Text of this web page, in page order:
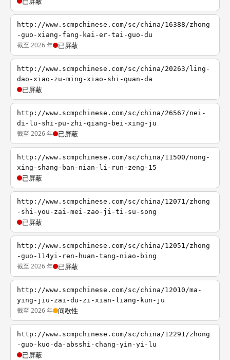
http://www.scmpchinese.com/sc/china/16388/zhong
-guo-xiang-fang-kai-er-tai-guo-du
截至 2026 年 已屏蔽
http://www.scmpchinese.com/sc/china/20263/ling-
dao-xiao-zu-ming-xiao-shi-quan-da
已屏蔽
http://www.scmpchinese.com/sc/china/26567/nei-
di-lu-shi-pu-zhi-qiang-bei-xing-ju
截至 2026 年 已屏蔽
http://www.scmpchinese.com/sc/china/11500/nong-
xing-shang-ban-nian-li-run-zeng-15
已屏蔽
http://www.scmpchinese.com/sc/china/12071/zhong
-shi-you-zai-mei-zao-ji-ti-su-song
已屏蔽
http://www.scmpchinese.com/sc/china/12051/zhong
-guo-114yi-ren-huan-tang-niao-bing
截至 2026 年 已屏蔽
http://www.scmpchinese.com/sc/china/12010/ma-
ying-jiu-zai-du-zi-xian-liang-kun-ju
截至 2026 年 间歇性
http://www.scmpchinese.com/sc/china/12291/zhong
-guo-kuo-da-absshi-chang-yin-yi-lu
已屏蔽